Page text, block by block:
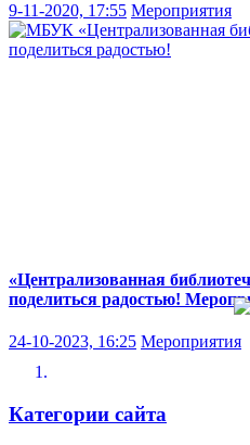
9-11-2020, 17:55 Мероприятия
«Централизованная
поделиться радостью!
24-10-2023, 16:25 Мероприятия
Категории сайта